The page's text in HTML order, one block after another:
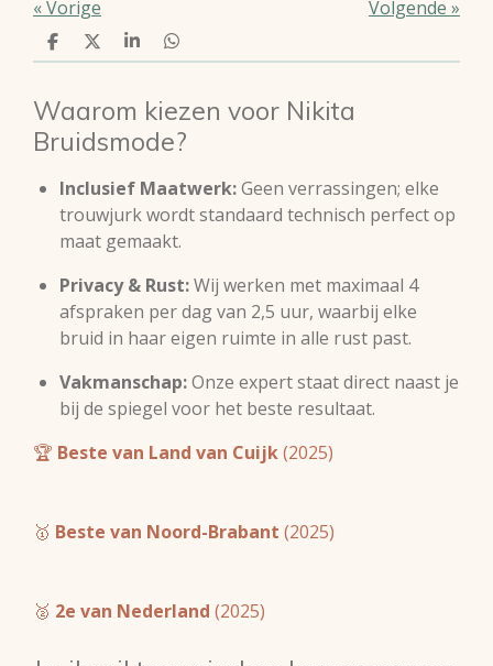
«Vorige Volgende »
D
e
e
n
D
e
S
h
e
D
e
n
Waarom kiezen voor Nikita
Bruidsmode?
Inclusief Maatwerk:Geen verrassingen; elke
trouwjurk wordt standaard technisch perfect op
maat gemaakt.
Privacy & Rust:Wij werken met maximaal 4
afspraken per dag van 2,5 uur, waarbij elke
bruid in haar eigen ruimte in alle rust past.
Vakmanschap:Onze expert staat direct naast je
bij de spiegel voor het beste resultaat.
🏆 Beste van Land van Cuijk(2025)
🥇 Beste van Noord-Brabant (2025)
🥈 2e van Nederland (2025)